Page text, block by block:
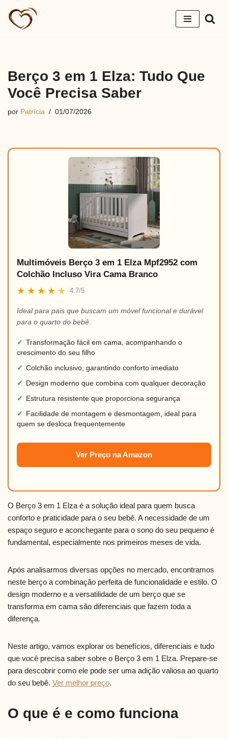
Pular
Berço 3 em 1 Elza: Tudo Que
Você Precisa Saber
por Patrícia 01/07/2026
Multimóveis Berço 3 em 1 Elza Mpf2952 com
Colchão Incluso Vira Cama Branco
★ ★ ★ ★ ★ 4.7/5
Ideal para pais que buscam um móvel funcional e durável
para o quarto do bebê.
✓ Transformação fácil em cama, acompanhando o
crescimento do seu filho
✓ Colchão inclusivo, garantindo conforto imediato
✓
Design moderno que combina com qualquer decoração
✓
Estrutura resistente que proporciona segurança
✓
Facilidade de montagem e desmontagem, ideal para
quem se desloca frequentemente
Ver Preço na Amazon
O Berço 3 em 1 Elza é a solução ideal para quem busca
conforto e praticidade para o seu bebê. A necessidade de um
espaço seguro e aconchegante para o sono do seu pequeno é
fundamental, especialmente nos primeiros meses de vida.
Após analisarmos diversas opções no mercado, encontramos
neste berço a combinação perfeita de funcionalidade e estilo. O
design moderno e a versatilidade de um berço que se
transforma em cama são diferenciais que fazem toda a
diferença.
Neste artigo, vamos explorar os benefícios, diferenciais e tudo
que você precisa saber sobre o Berço 3 em 1 Elza. Prepare-se
para descobrir como ele pode ser uma adição valiosa ao quarto
do seu bebê. Ver melhor preço.
O que é e como funciona